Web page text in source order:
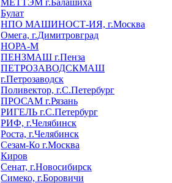
МЕТТЭМ г.Балашиха
Булат
НПО МАШИНОСТ-ИЯ, г.Москва
Омега, г.Димитровград
НОРА-М
ПЕНЗМАШ г.Пенза
ПЕТРОЗАВОДСКМАШ
г.Петрозаводск
Поливектор, г.С.Петербург
ПРОСАМ г.Рязань
РИГЕЛЬ г.С.Петербург
РИФ, г.Челябинск
Роста, г.Челябинск
Сезам-Ко г.Москва
Киров
Сенат, г.Новосибирск
Симеко, г.Боровичи